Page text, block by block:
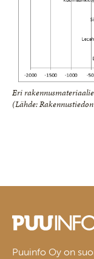
Eri
(Lähde:
Puuinfo Oy on